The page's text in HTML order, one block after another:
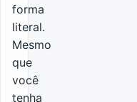
forma
literal.
Mesmo
que
você
tenha